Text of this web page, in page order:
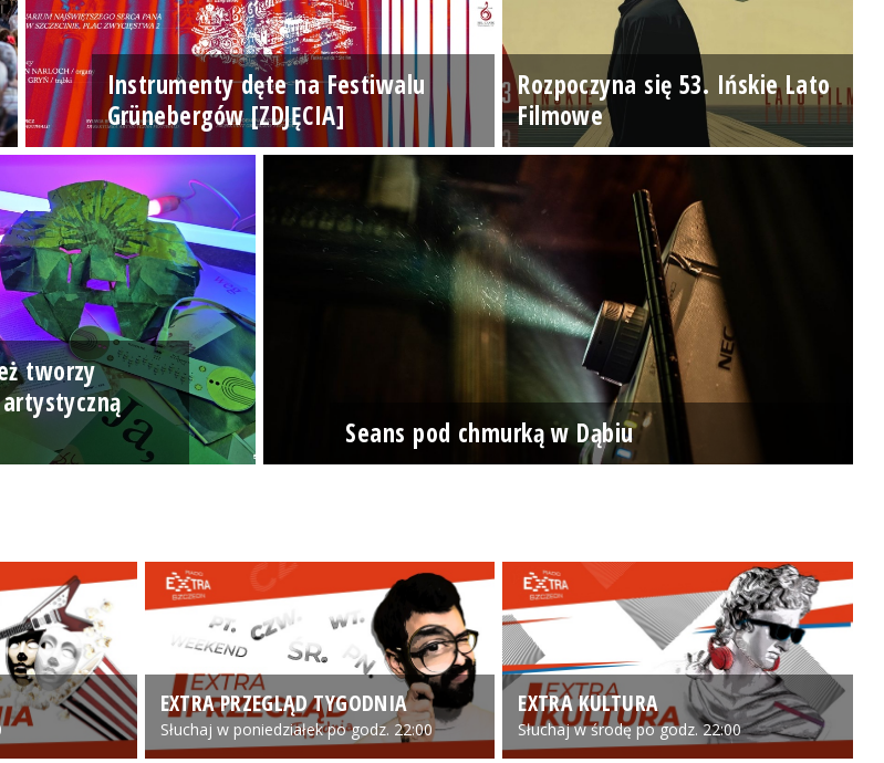
Instrumenty dęte na Festiwalu
Grünebergów [ZDJĘCIA]
Rozpoczyna się 53. Ińskie Lato
Filmowe
tworzy
Seans pod chmurką w Dąbiu
EXTRA PRZEGLĄD TYGODNIA
Słuchaj w poniedziałek po godz. 22:00
EXTRA KULTURA
Słuchaj w środę po godz. 22:00